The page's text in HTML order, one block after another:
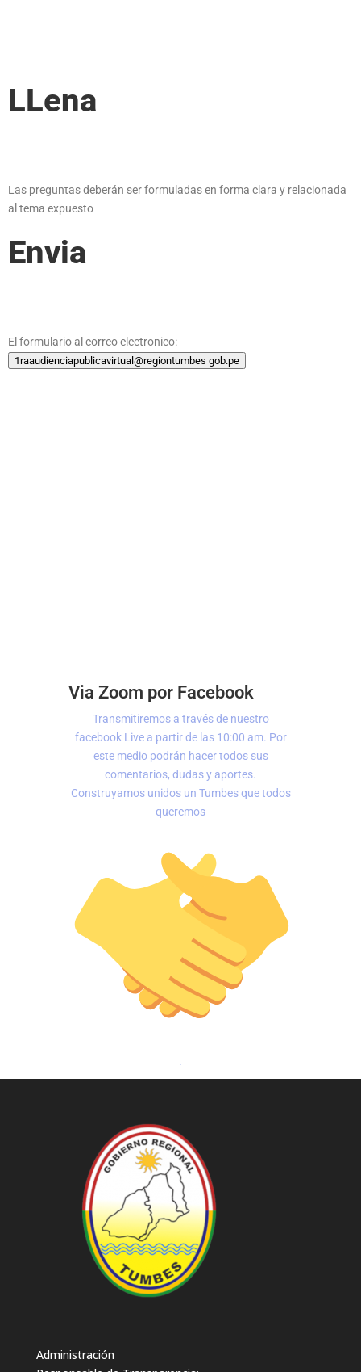
LLena
Las preguntas deberán ser formuladas en forma clara y relacionada
al tema expuesto
Envia
El formulario al correo electronico:
1raaudienciapublicavirtual@regiontumbes gob.pe
Via Zoom por Facebook
Transmitiremos a través de nuestro
facebook Live a partir de las 10:00 am. Por
este medio podrán hacer todos sus
comentarios, dudas y aportes.
Construyamos unidos un Tumbes que todos
queremos
.
Administración